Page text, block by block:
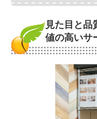
見た目と品
値の高いサ